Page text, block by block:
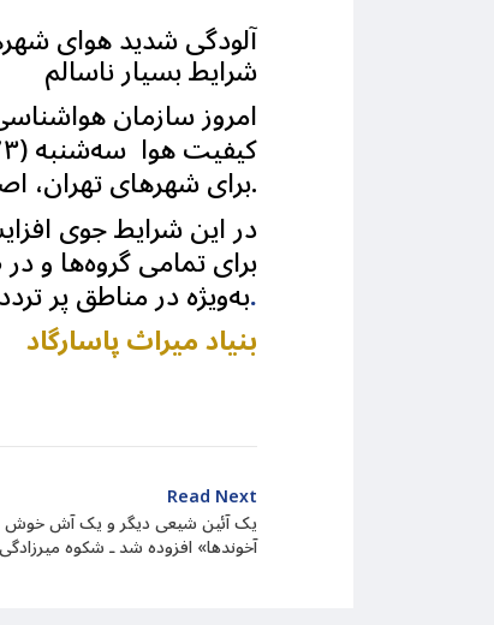
آلودگی شدید هوای
شرایط بسیار ناسالم
امروز سازمان
برای شهرهای تهران، اصفهان و کرج پیش‌بینی می‌شود.
در این شرایط جوی
برای تمامی گروه‌ها و
به‌ویژه در مناطق پرد.
بنیاد میراث پاسارگاد
Read Next
یک آئین شیعی دیگر و یک آش
آخوندها» افزوده شد ـ شکوه میرزادگی